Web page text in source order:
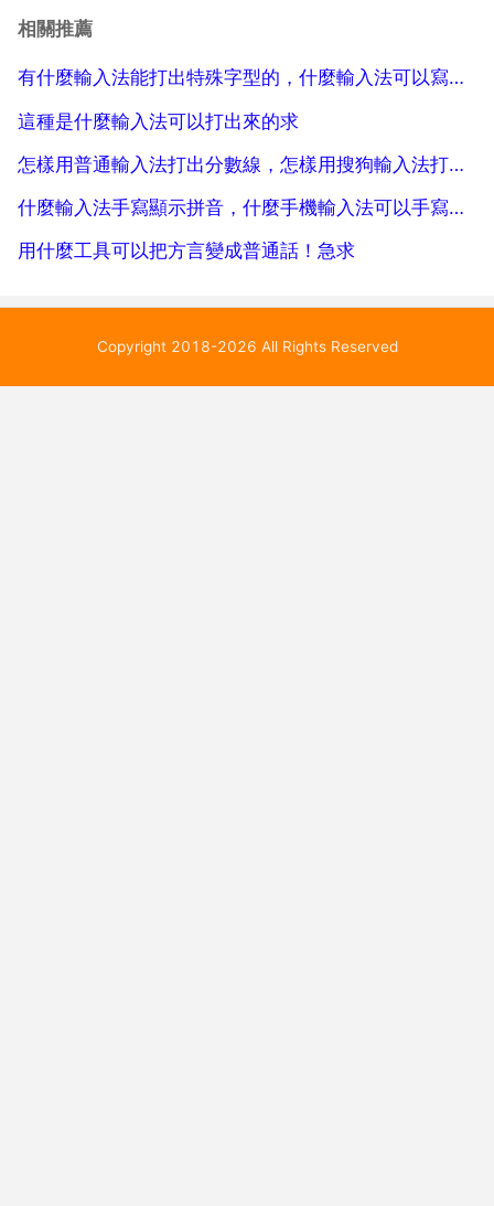
longlonglonglong，我的在第二個顯示的。僅限表達比
相關推薦
有什麼輸入法能打出特殊字型的，什麼輸入法可以寫出特殊字元花樣字型？
這種是什麼輸入法可以打出來的求
怎樣用普通輸入法打出分數線，怎樣用搜狗輸入法打出上下格式的分數？？
什麼輸入法手寫顯示拼音，什麼手機輸入法可以手寫過來顯示那個字的拼音
用什麼工具可以把方言變成普通話！急求
Copyright 2018-2026 All Rights Reserved